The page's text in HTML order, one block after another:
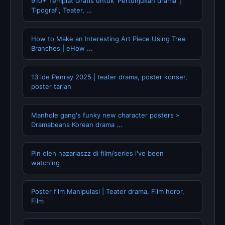
Tipografi, Teater, …
How to Make an Interesting Art Piece Using Tree
Branches | eHow ...
13 ide Penray 2025 | teater drama, poster konser,
poster tarian
Manhole gang's funky new character posters »
Dramabeans Korean drama ...
Pin oleh nazariaszz di film/series i've been
watching
Poster film Manipulasi | Teater drama, Film horor,
Film